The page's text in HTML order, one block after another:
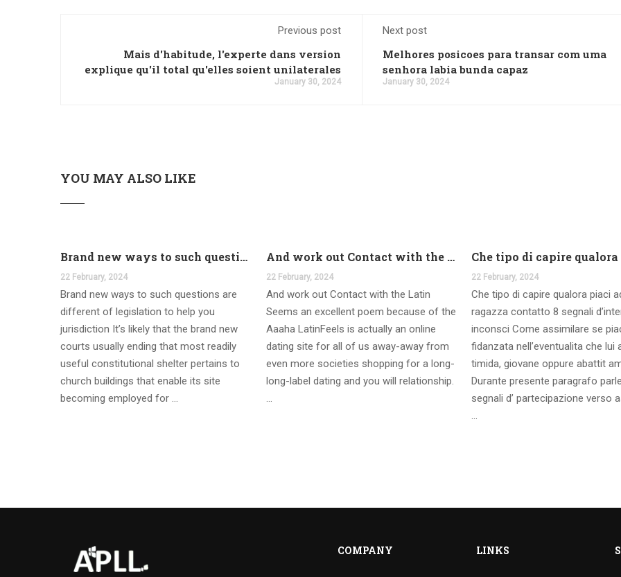
Previous post
Mais d'habitude, l'experte dans version
explique qu'il total qu'elles soient unilaterales
January 30, 2024
Next post
Melhores posicoes para transar com uma
senhora labia bunda capaz
January 30, 2024
YOU MAY ALSO LIKE
Brand new ways to such questions are different of legislation to help you jurisdiction
22 February, 2024
Brand new ways to such questions are
different of legislation to help you
jurisdiction It’s likely that the brand new
courts usually ending that most readily
useful constitutional shelter pertains to
church buildings that enable its site
becoming employed for …
And work out Contact with the Latin Seems
22 February, 2024
And work out Contact with the Latin
Seems an excellent poem because of the
Aaaha LatinFeels is actually an online
dating site for all of us away-away from
even more societies shopping for a long-
long-label dating and you will relationship.
…
22 February, 2024
Che tipo di capire qualora piaci
ragazza contatto 8 segnali
inconsci Come assimilare se
fidanzata nell’eventualita che lui
timida, giovane oppure abattit
Durante presente paragrafo
segnali d’ partecipazione verso
…
COMPANY LINKS